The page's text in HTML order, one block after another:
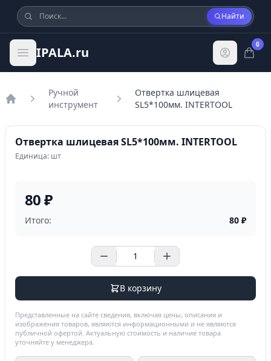
Найти
IPALA.ru
0
Ручной
инструмент
Отвертка шлицевая
SL5*100мм. INTERTOOL
Отвертка шлицевая SL5*100мм. INTERTOOL
Единица: шт
80 ₽
Итого: 80 ₽
В корзину
Представленные на сайте сведения, включая цены, описания и
изображения товаров, являются информационными и не являются
публичной офертой. Актуальную стоимость и наличие товара
уточняйте у менеджера.